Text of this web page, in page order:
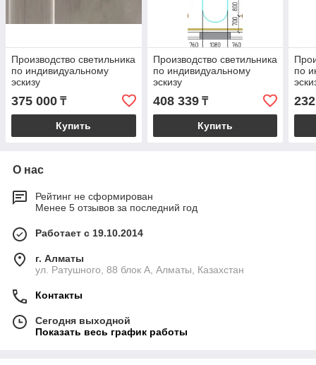
Производство светильника
по индивидуальному
эскизу
375 000 ₸
Купить
Производство светильника
по индивидуальному
эскизу
408 339₸
Купить
по
О нас
Рейтинг не сформирован
Менее 5 отзывов за последний год
Работает с 19.10.2014
г. Алматы
ул. Ратушного, 88 блок A, Алматы, Казахстан
Контакты
Сегодня выходной
Показать весь график работы